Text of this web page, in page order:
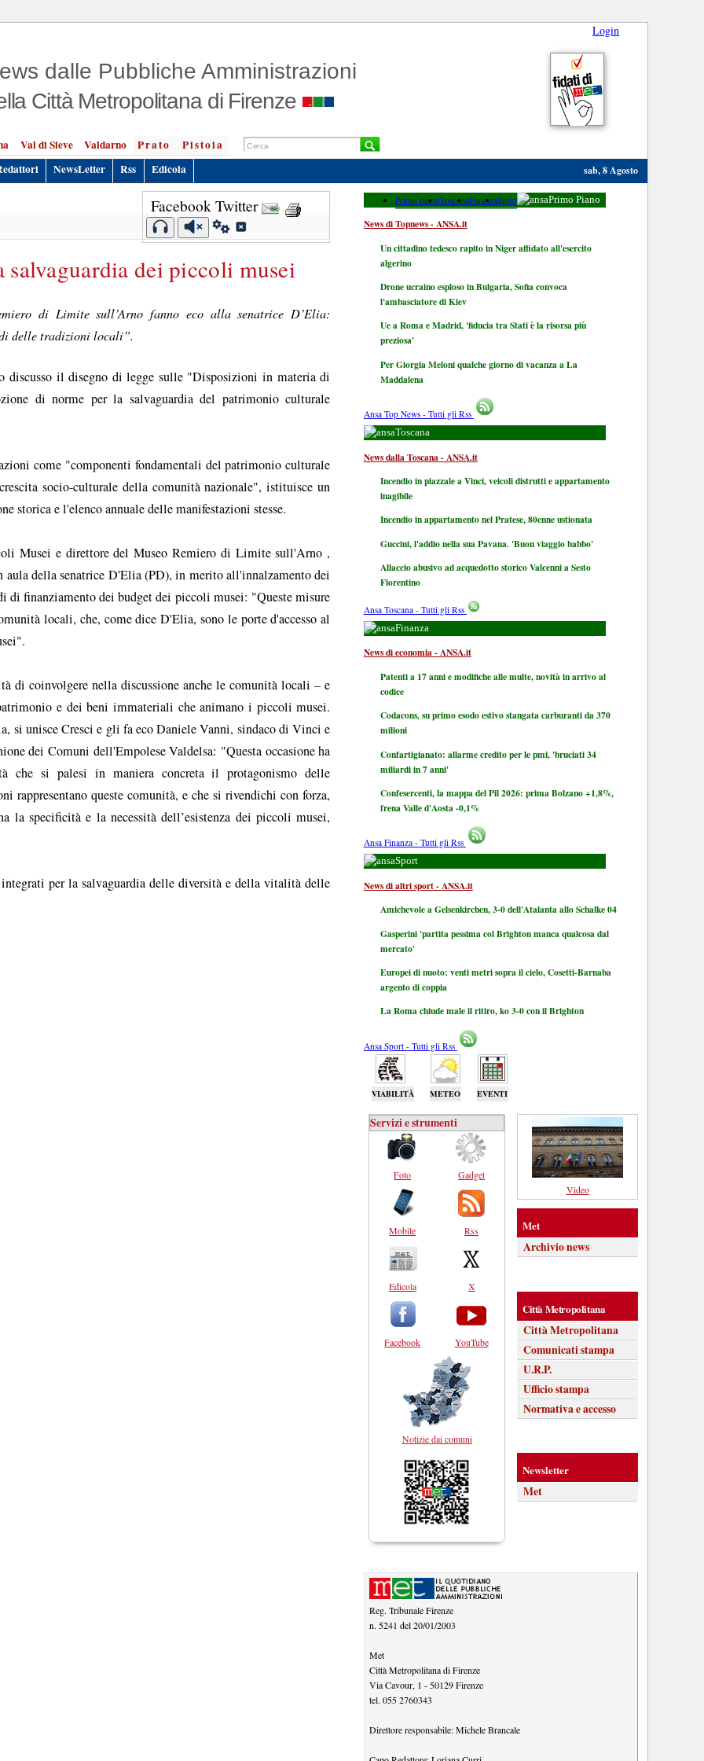
Login
dalle Pubbliche Amministrazioni
Città Metropolitana di Firenze
Val di Sieve Valdarno Prato
Pistoia
NewsLetter Rss Edicola sab, 8 Agosto
Facebook Twitter
dei piccoli musei
di Limite sull’Arno fanno eco alla senatrice D’Elia:
delle tradizioni locali”.
discusso il disegno di legge sulle "Disposizioni in materia di
di norme per la salvaguardia del patrimonio culturale
come "componenti fondamentali del patrimonio culturale
socio-culturale della comunità nazionale", istituisce un
storica e l'elenco annuale delle manifestazioni stesse.
Musei e direttore del Museo Remiero di Limite sull'Arno ,
della senatrice D'Elia (PD), in merito all'innalzamento dei
finanziamento dei budget dei piccoli musei: "Queste misure
locali, che, come dice D'Elia, sono le porte d'accesso al
di coinvolgere nella discussione anche le comunità locali – e
e dei beni immateriali che animano i piccoli musei.
si unisce Cresci e gli fa eco Daniele Vanni, sindaco di Vinci e
dei Comuni dell'Empolese Valdelsa: "Questa occasione ha
che si palesi in maniera concreta il protagonismo delle
queste comunità, e che si rivendichi con forza,
la specificità e la necessità dell’esistenza dei piccoli musei,
per la salvaguardia delle diversità e della vitalità delle
Primo pianoToscanaFinanzaSport Primo Piano
News di Topnews - ANSA.it
Un cittadino tedesco rapito in Niger affidato all'esercito
algerino
Drone ucraino esploso in Bulgaria, Sofia convoca
l'ambasciatore di Kiev
Ue a Roma e Madrid, 'fiducia tra Stati è la risorsa più
preziosa'
Per Giorgia Meloni qualche giorno di vacanza a La
Maddalena
Ansa Top News - Tutti gli Rss
Toscana
News dalla Toscana - ANSA.it
Incendio in piazzale a Vinci, veicoli distrutti e appartamento
inagibile
Incendio in appartamento nel Pratese, 80enne ustionata
Guccini, l'addio nella sua Pavana. 'Buon viaggio babbo'
Allaccio abusivo ad acquedotto storico Valcenni a Sesto
Fiorentino
Ansa Toscana - Tutti gli Rss
Finanza
News di economia - ANSA.it
Patenti a 17 anni e modifiche alle multe, novità in arrivo al
codice
Codacons, su primo esodo estivo stangata carburanti da 370
milioni
Confartigianato: allarme credito per le pmi, 'bruciati 34
miliardi in 7 anni'
Confesercenti, la mappa del Pil 2026: prima Bolzano +1,8%,
frena Valle d'Aosta -0,1%
Ansa Finanza - Tutti gli Rss
Sport
News di altri sport - ANSA.it
Amichevole a Gelsenkirchen, 3-0 dell'Atalanta allo Schalke 04
Gasperini 'partita pessima col Brighton manca qualcosa dal
mercato'
Europei di nuoto: venti metri sopra il cielo, Cosetti-Barnaba
argento di coppia
La Roma chiude male il ritiro, ko 3-0 con il Brighton
Ansa Sport - Tutti gli Rss
VIABILITÀ METEO EVENTI
Servizi e strumenti
Foto
Mobile
Edicola
Facebook
Gadget
Rss
X
YouTube
Notizie dai comuni
Video
Met
Archivio news
Città Metropolitana
Città Metropolitana
Comunicati stampa
U.R.P.
Ufficio stampa
Normativa e accesso
Newsletter
Met
Reg. Tribunale Firenze
n. 5241 del 20/01/2003
Met
Città Metropolitana di Firenze
Via Cavour, 1 - 50129 Firenze
tel. 055 2760343
Direttore responsabile:Michele Brancale